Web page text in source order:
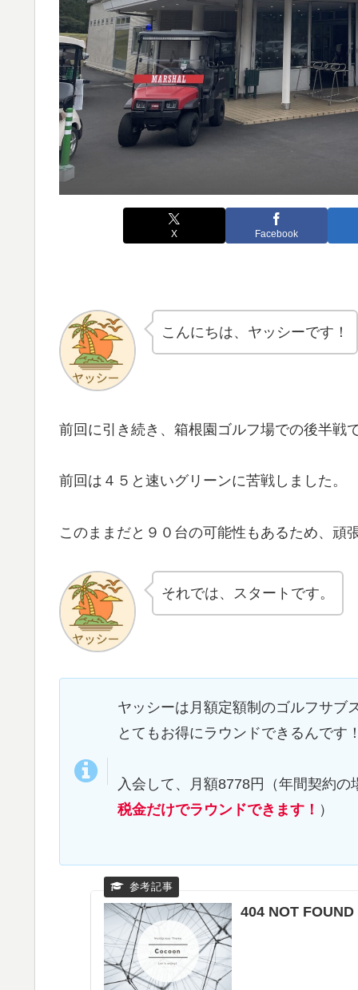
X Facebook
こんにちは、ヤッシーです！
前回に引き続き、箱根園ゴルフ場での後半戦
前回は４５と速いグリーンに苦戦しました。
このままだと９０台の可能性もあるため、頑
それでは、スタートです。
ヤッシーは月額定額制のゴルフサブ
とてもお得にラウンドできるんです
入会して、月額8778円（年間契約の
税金だけでラウンドできます！ ）
404 NOT